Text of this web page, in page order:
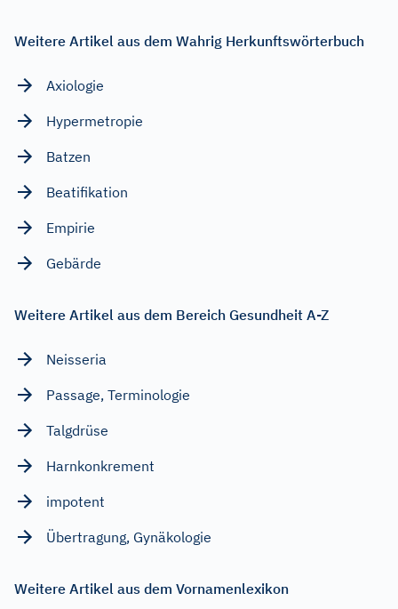
Weitere Artikel aus dem Wahrig Herkunftswörterbuch
Axiologie
Hypermetropie
Batzen
Beatifikation
Empirie
Gebärde
Weitere Artikel aus dem Bereich Gesundheit A-Z
Neisseria
Passage, Terminologie
Talgdrüse
Harnkonkrement
impotent
Übertragung, Gynäkologie
Weitere Artikel aus dem Vornamenlexikon